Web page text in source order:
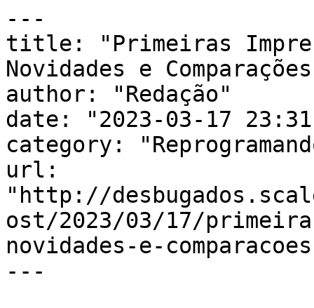
---
title: "Primeiras
Novidades e
author: "Redação"
date: "2023-03-17
category:
url:
"http://
ost/2023/03/17/
novidades-e-
---